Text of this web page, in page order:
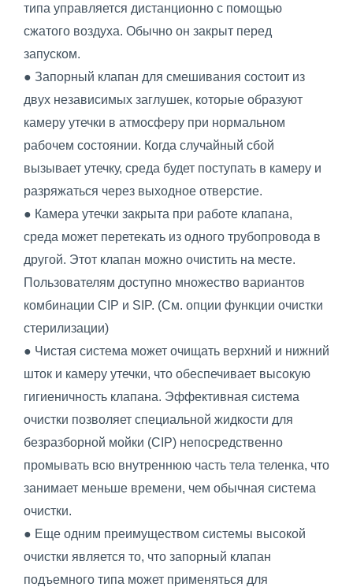
типа управляется дистанционно с помощью
сжатого воздуха. Обычно он закрыт перед
запуском.
● Запорный клапан для смешивания состоит из
двух независимых заглушек, которые образуют
камеру утечки в атмосферу при нормальном
рабочем состоянии. Когда случайный сбой
вызывает утечку, среда будет поступать в камеру и
разряжаться через выходное отверстие.
● Камера утечки закрыта при работе клапана,
среда может перетекать из одного трубопровода в
другой. Этот клапан можно очистить на месте.
Пользователям доступно множество вариантов
комбинации CIP и SIP. (См. опции функции очистки
стерилизации)
● Чистая система может очищать верхний и нижний
шток и камеру утечки, что обеспечивает высокую
гигиеничность клапана. Эффективная система
очистки позволяет специальной жидкости для
безразборной мойки (CIP) непосредственно
промывать всю внутреннюю часть тела теленка, что
занимает меньше времени, чем обычная система
очистки.
● Еще одним преимуществом системы высокой
очистки является то, что запорный клапан
подъемного типа может применяться для